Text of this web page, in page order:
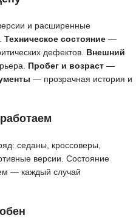
и расширенные
Техническое состояние —
дефектов. Внешний
Пробег и возраст —
— прозрачная история и
седаны, кроссоверы,
версии. Состояние
— каждый случай